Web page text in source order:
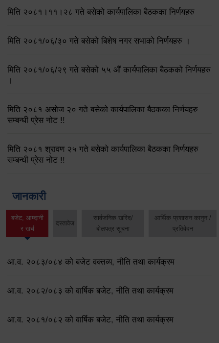
मिति २०८१।११।२८ गते बसेको कार्यपालिका बैठकका निर्णयहरु
मिति २०८१/०६/३० गते बसेको बिशेष नगर सभाको निर्णयहरु ।
मिति २०८१/०६/२९ गते बसेको ५५ औं कार्यपालिका बैठकको निर्णयहरु
।
मिति २०८१ असोज २० गते बसेको कार्यपालिका बैठकका निर्णयहरु
सम्बन्धी प्रेस नोट !!
मिति २०८१ श्रावण २५ गते बसेको कार्यपालिका बैठकका निर्णयहरु
सम्बन्धी प्रेस नोट !!
जानकारी
बजेट, आम्दानी
र खर्च
दस्तावेज
सार्वजनिक खरिद/
बोलपत्र सूचना
आर्थिक प्रशासन कानुन /
प्रतिवेदन
आ.व. २०८३/०८४ को बजेट वक्तव्य, नीति तथा कार्यक्रम
आ.व. २०८२/०८३ को वार्षिक बजेट, नीति तथा कार्यक्रम
आ.व. २०८१/०८२ को वार्षिक बजेट, नीति तथा कार्यक्रम